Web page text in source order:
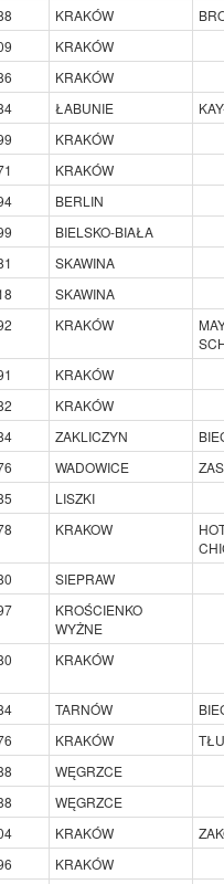
KRAKÓW
KRAKÓW
KRAKÓW
ŁABUNIE
KRAKÓW
KRAKÓW
BERLIN
BIELSKO-BIAŁA
SKAWINA
SKAWINA
KRAKÓW
KRAKÓW
KRAKÓW
ZAKLICZYN
WADOWICE
LISZKI
KRAKOW
SIEPRAW
KROŚCIENKO
WYŻNE
KRAKÓW
TARNÓW
KRAKÓW
WĘGRZCE
WĘGRZCE
KRAKÓW
KRAKÓW